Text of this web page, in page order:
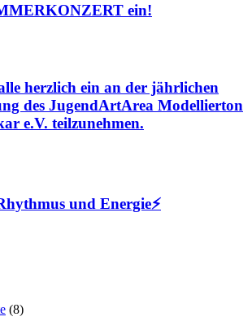
ein!
herzlich ein an der jährlichen
des JugendArtArea Modellierton
e.V. teilzunehmen.
und Energie⚡️
(8)